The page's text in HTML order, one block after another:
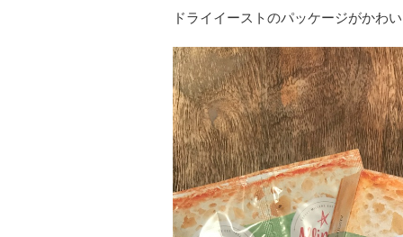
ドライイーストのパッケージがかわ